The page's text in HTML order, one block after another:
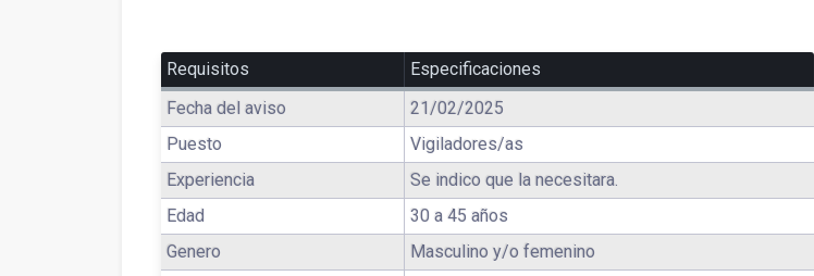
Requisitos
Especificaciones
Fecha del aviso
21/02/2025
Puesto
Vigiladores/as
Experiencia
Se indico que la necesitara.
Edad
30 a 45 años
Genero
Masculino y/o femenino